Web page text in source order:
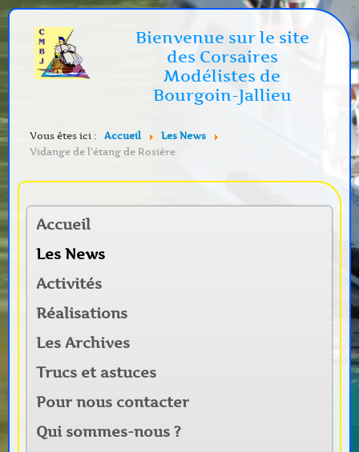
Bienvenue sur le site
des Corsaires
Modélistes de
Bourgoin-Jallieu
Vous êtes ici : Accueil
Les News
Vidange de l'étang de Rosière
Accueil
Les News
Activités
Réalisations
Les Archives
Trucs et astuces
Pour nous contacter
Qui sommes-nous ?